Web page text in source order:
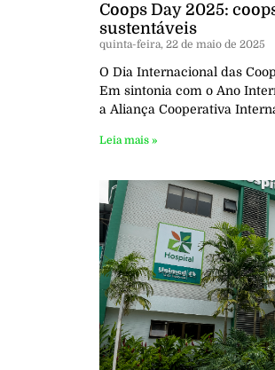
Coops Day 2025:
sustentáveis
quinta-feira, 22 de maio de 2025
O Dia Internacional das
Em sintonia com o Ano
a Aliança Cooperativa
Leia mais »